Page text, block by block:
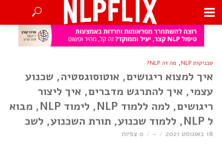
טכניקות NLP , מה זה NLP?
איך למצוא ריגושים, אוטוסוגסטיה, שכנוע
עצמי, איך להתרגש מדברים, איך ליצור
ריגושים, למה ללמוד NLP, לימוד NLP, מבוא
ל NLP, ללמוד שכנוע, תורת השכנוע, לשכ
18 באוגוסט 2021 - 0 צפיות